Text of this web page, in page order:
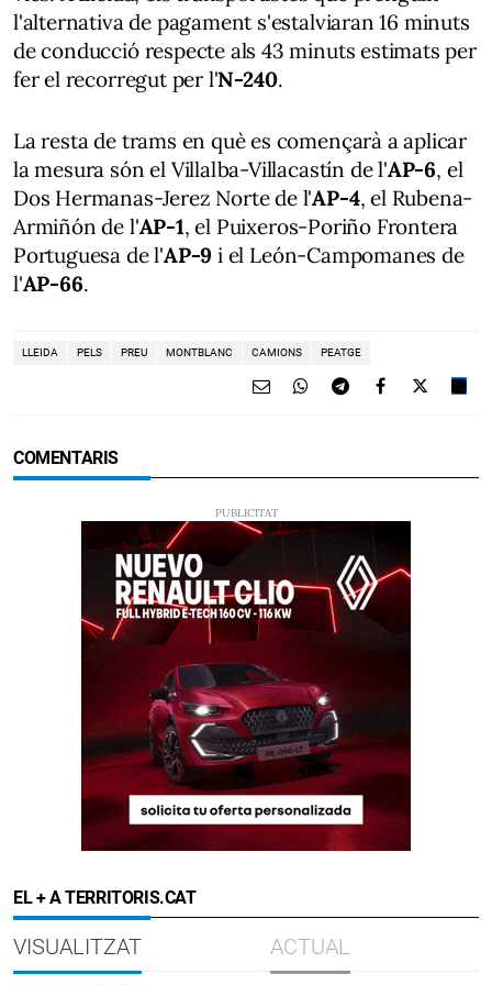
l'alternativa de pagament s'estalviaran 16 minuts
de conducció respecte als 43 minuts estimats per
fer el recorregut per l'N-240.
La resta de trams en què es començarà a aplicar
la mesura són el Villalba-Villacastín de l'AP-6, el
Dos Hermanas-Jerez Norte de l'AP-4, el Rubena-
Armiñón de l'AP-1, el Puixeros-Poriño Frontera
Portuguesa de l'AP-9 i el León-Campomanes de
l'AP-66.
LLEIDA PELS PREU MONTBLANC CAMIONS PEATGE
COMENTARIS
EL + A TERRITORIS.CAT
VISUALITZAT ACTUAL